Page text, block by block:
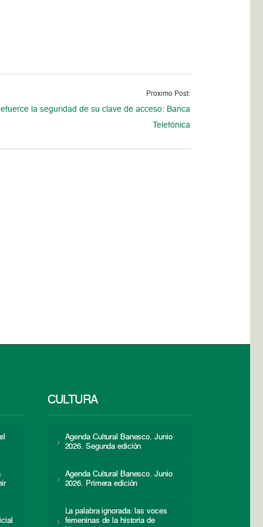
Proximo Post:
la seguridad de su clave de acceso: Banca
Telefónica
CULTURA
Agenda Cultural Banesco. Junio
2026. Segunda edición
Agenda Cultural Banesco. Junio
2026. Primera edición
La palabra ignorada: las voces
femeninas de la historia de